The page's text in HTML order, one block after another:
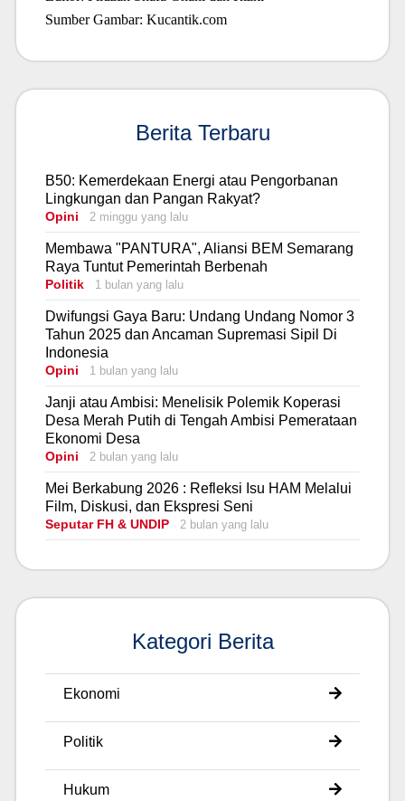
Sumber Gambar: Kucantik.com
Berita Terbaru
B50: Kemerdekaan Energi atau Pengorbanan
Lingkungan dan Pangan Rakyat?
Opini 2 minggu yang lalu
Membawa "PANTURA", Aliansi BEM Semarang
Raya Tuntut Pemerintah Berbenah
Politik 1 bulan yang lalu
Dwifungsi Gaya Baru: Undang Undang Nomor 3
Tahun 2025 dan Ancaman Supremasi Sipil Di
Indonesia
Opini 1 bulan yang lalu
Janji atau Ambisi: Menelisik Polemik Koperasi
Desa Merah Putih di Tengah Ambisi Pemerataan
Ekonomi Desa
Opini 2 bulan yang lalu
Mei Berkabung 2026 : Refleksi Isu HAM Melalui
Film, Diskusi, dan Ekspresi Seni
Seputar FH & UNDIP 2 bulan yang lalu
Kategori Berita
Ekonomi
Politik
Hukum